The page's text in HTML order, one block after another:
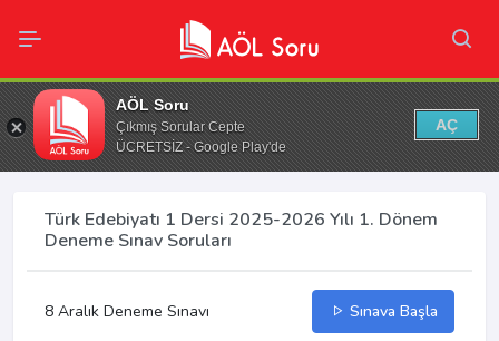
AÖL Soru
Çıkmış Sorular Cepte
ÜCRETSİZ - Google Play'de
AÇ
Türk Edebiyatı 1 Dersi 2025-2026 Yılı 1. Dönem
Deneme Sınav Soruları
8 Aralık Deneme Sınavı Sınava Başla